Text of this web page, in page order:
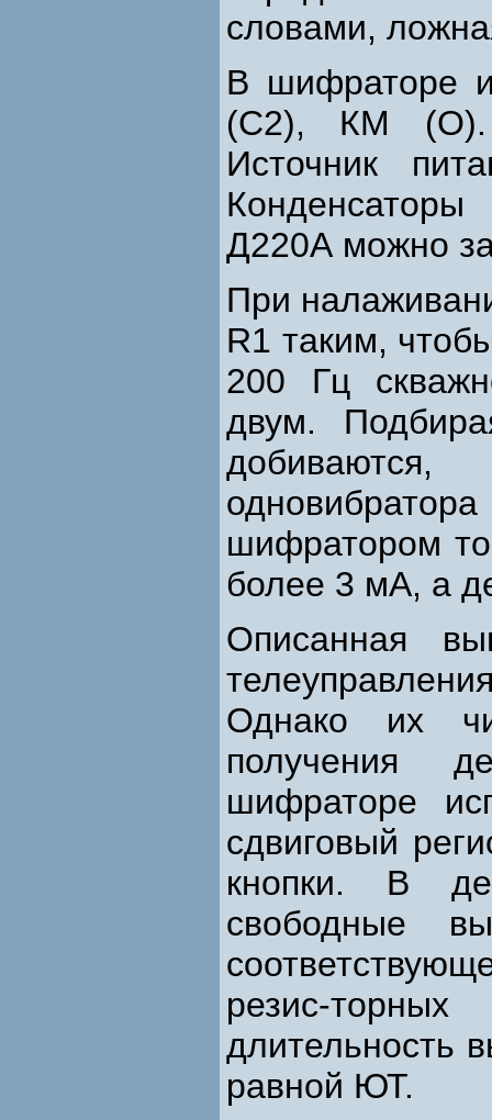
словами,
В шифраторе
(С2), КМ (О).
Источник
Д220А можно
При
R1 таким,
200 Гц
двум.
добиваются,
шифратором
более 3 мА, а
Описанная
Однако их
получения
шифраторе
сдвиговый
кнопки. В
свободные
резис-
длительность
равной ЮТ.